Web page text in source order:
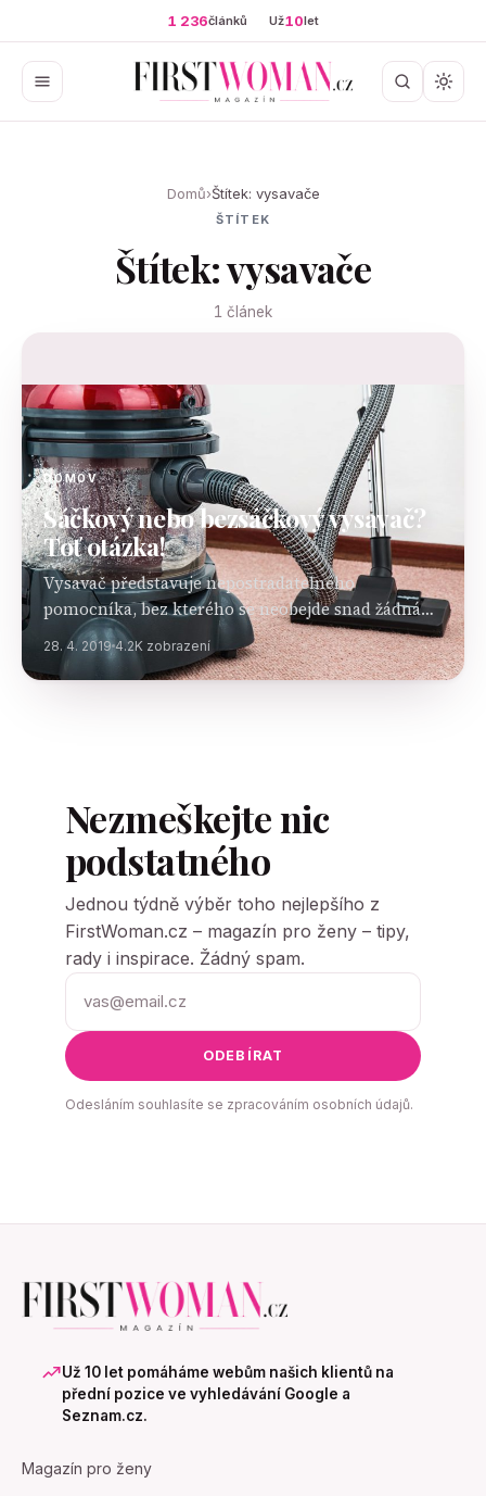
1 236článků Už10let
Domů›Štítek: vysavače
ŠTÍTEK
Štítek: vysavače
1 článek
DOMOV
Sáčkový nebo bezsáčkový vysavač?
Toť otázka!
Vysavač představuje nepostradatelného
pomocníka, bez kterého se neobejde snad žádná
domácnost. S jeho pomocí lze udržovat domov
krásně čisté a podlahu bez zbytečných smítek,
prachu a dalších nečistot. Při výběru…
28. 4. 2019 4.2K zobrazení
Nezmeškejte nic
podstatného
Jednou týdně výběr toho nejlepšího z
FirstWoman.cz – magazín pro ženy – tipy,
rady i inspirace. Žádný spam.
ODEBÍRAT
Odesláním souhlasíte se zpracováním osobních údajů.
Už 10 let pomáháme webům našich klientů na
přední pozice ve vyhledávání Google a
Seznam.cz.
Magazín pro ženy